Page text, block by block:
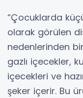
“Çocuklarda
olarak görülen
nedenlerinden
gazlı içecekler,
içecekleri ve
şeker içerir. Bu